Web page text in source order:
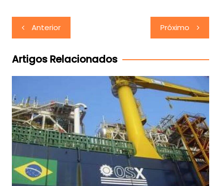
Navegação
de
Post
Anterior Próximo
Artigos Relacionados